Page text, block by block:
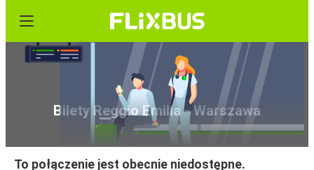
Bilety Reggio Emilia - Warszawa
To połączenie jest obecnie niedostępne.